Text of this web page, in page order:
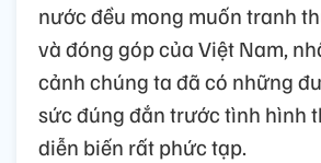
nước đều mong muốn tranh
và đóng góp của Việt Nam,
cảnh chúng ta đã có những
sức đúng đắn trước tình hình
diễn biến rất phức tạp.